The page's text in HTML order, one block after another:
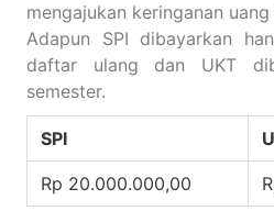
mengajukan keringanan
Adapun SPI dibayarkan
daftar ulang dan UKT
semester.
SPI
Rp 20.000.000,00